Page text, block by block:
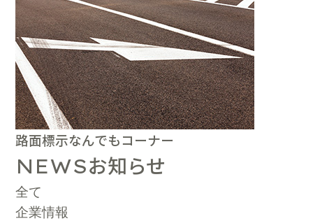
路面標示なんでもコーナー
NEWSお知らせ
全て
企業情報